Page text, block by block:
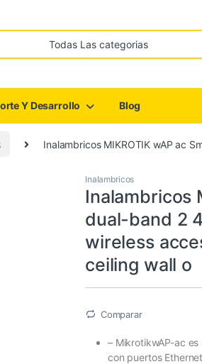
Y Desarrollo Blog
Inalambricos MIKROTIK wAP ac
Inalambricos
Inalambricos
dual-band 2
wireless
ceiling wall o
Comparar
– MikrotikwAP-ac
con puertos